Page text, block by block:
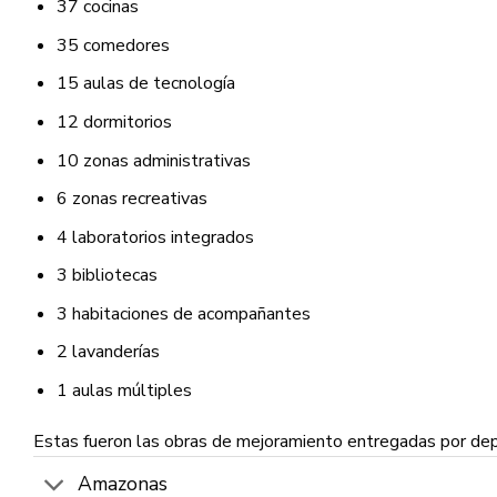
37 cocinas
35 comedores
15 aulas de tecnología
12 dormitorios
10 zonas administrativas
6 zonas recreativas
4 laboratorios integrados
3 bibliotecas
3 habitaciones de acompañantes
2 lavanderías
1 aulas múltiples
Estas fueron las obras de mejoramiento entregadas por
Amazonas